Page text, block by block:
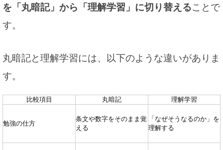
を「丸暗記」から「理解学習」に切り替えることで
す。
丸暗記と理解学習には、以下のような違いがありま
す。
比較項目 丸暗記 理解学習
勉強の仕方
条文や数字をそのまま覚
える
「なぜそうなるのか」を
理解する